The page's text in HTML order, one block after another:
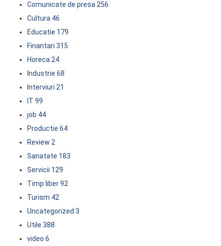
Comunicate de presa 256
Cultura 46
Educatie 179
Finantari 315
Horeca 24
Industrie 68
Interviuri 21
IT 99
job 44
Productie 64
Review 2
Sanatate 183
Servicii 129
Timp liber92
Turism 42
Uncategorized 3
Utile 388
video 6